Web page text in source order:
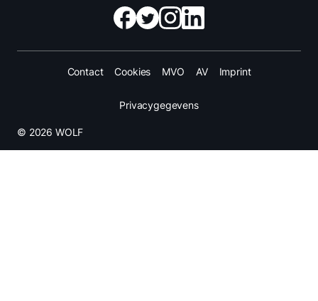
© 2026 WOLF
Contact Cookies MVO AV Imprint
Privacygegevens